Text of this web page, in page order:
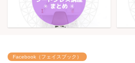
Facebook（フェイスブック）